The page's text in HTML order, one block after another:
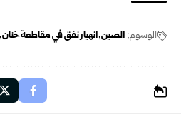
الوسوم: الصين انهيار نفق في مقاطعة خنان